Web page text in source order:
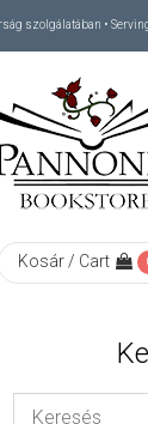
szolgálatában •
Kosár / Cart